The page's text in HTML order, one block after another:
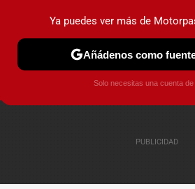
PRUEBAS COCHES ELÉCTRICOS
Ya puedes ver más de
Añádenos como
Solo necesitas una cuenta de